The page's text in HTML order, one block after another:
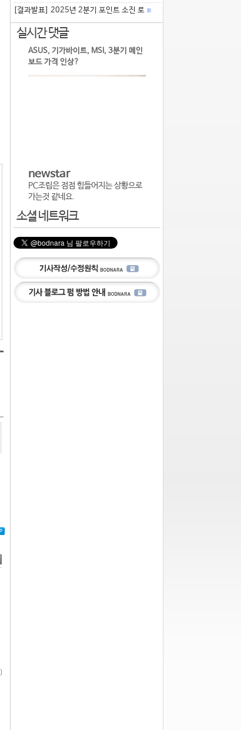
[결과발표] 2025년 2분기 포인트 소진 로 18
실시간 댓글
ASUS, 기가바이트, MSI, 3분기 메인
보드 가격 인상?
newstar
PC조립은 점점 힘들어지는 상황으로
가는것 같네요.
소셜 네트워크